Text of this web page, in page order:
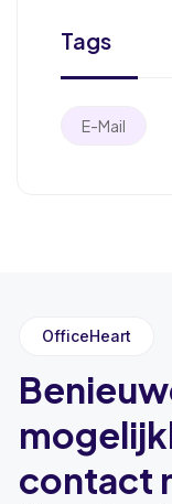
Tags
E-Mail
OfficeHeart
contact